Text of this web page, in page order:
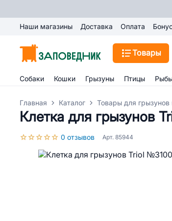
Наши магазины Доставка Оплата
Товары
Собаки Кошки Грызуны Птицы
Главная Каталог Товары для грызунов
Клетка для грызунов
0 отзывов Арт. 85944